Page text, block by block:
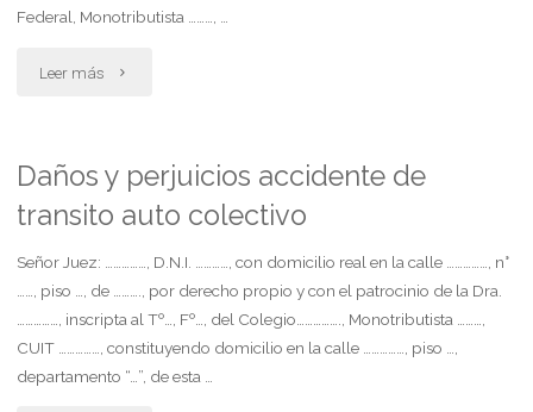
Federal, Monotributista ………, …
Leer más "Daños
perjuicios
estadio
Daños y perjuicios accidente de
transito auto colectivo
Señor Juez: ……………, D.N.I. …………, con domicilio real en la calle ……………, n°
……, piso …, de ………., por derecho propio y con el patrocinio de la Dra.
……………, inscripta al Tº…, Fº…, del Colegio……………., Monotributista ………,
CUIT ……………, constituyendo domicilio en la calle ……………, piso …,
departamento “…”, de esta …